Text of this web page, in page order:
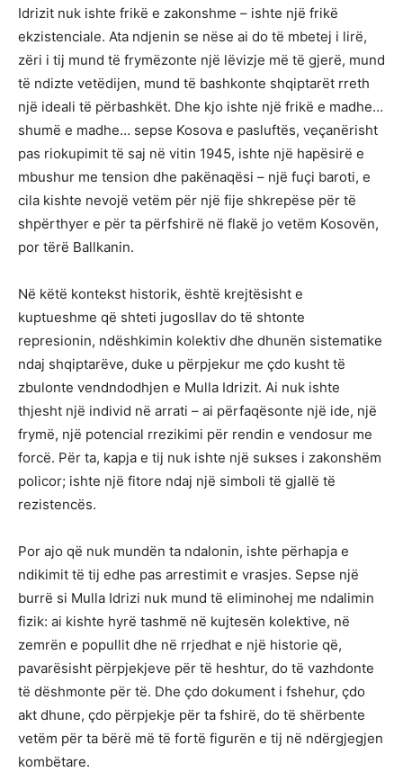
Idrizit nuk ishte frikë e zakonshme – ishte një frikë
ekzistenciale. Ata ndjenin se nëse ai do të mbetej i lirë,
zëri i tij mund të frymëzonte një lëvizje më të gjerë, mund
të ndizte vetëdijen, mund të bashkonte shqiptarët rreth
një ideali të përbashkët. Dhe kjo ishte një frikë e madhe…
shumë e madhe… sepse Kosova e pasluftës, veçanërisht
pas riokupimit të saj në vitin 1945, ishte një hapësirë e
mbushur me tension dhe pakënaqësi – një fuçi baroti, e
cila kishte nevojë vetëm për një fije shkrepëse për të
shpërthyer e për ta përfshirë në flakë jo vetëm Kosovën,
por tërë Ballkanin.
Në këtë kontekst historik, është krejtësisht e
kuptueshme që shteti jugosllav do të shtonte
represionin, ndëshkimin kolektiv dhe dhunën sistematike
ndaj shqiptarëve, duke u përpjekur me çdo kusht të
zbulonte vendndodhjen e Mulla Idrizit. Ai nuk ishte
thjesht një individ në arrati – ai përfaqësonte një ide, një
frymë, një potencial rrezikimi për rendin e vendosur me
forcë. Për ta, kapja e tij nuk ishte një sukses i zakonshëm
policor; ishte një fitore ndaj një simboli të gjallë të
rezistencës.
Por ajo që nuk mundën ta ndalonin, ishte përhapja e
ndikimit të tij edhe pas arrestimit e vrasjes. Sepse një
burrë si Mulla Idrizi nuk mund të eliminohej me ndalimin
fizik: ai kishte hyrë tashmë në kujtesën kolektive, në
zemrën e popullit dhe në rrjedhat e një historie që,
pavarësisht përpjekjeve për të heshtur, do të vazhdonte
të dëshmonte për të. Dhe çdo dokument i fshehur, çdo
akt dhune, çdo përpjekje për ta fshirë, do të shërbente
vetëm për ta bërë më të fortë figurën e tij në ndërgjegjen
kombëtare.